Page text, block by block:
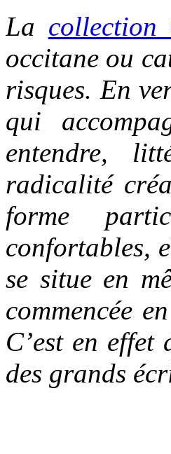
La collection
occitane ou
risques. En
qui
entendre,
radicalité
forme
confortables,
se situe en
commencée
C’est en effet
des grands